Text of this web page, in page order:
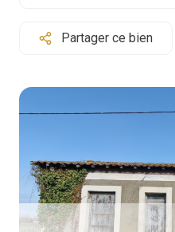
Viticoles
Équestres
Partager ce bien